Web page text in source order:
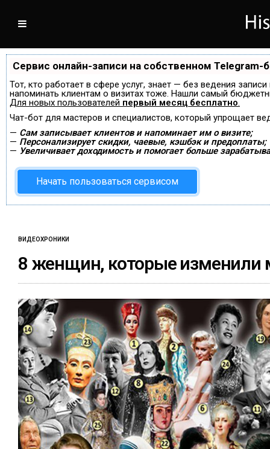
Сервис онлайн-записи на собственном Telegram-
Тот, кто работает в сфере услуг, знает — без ведения
напоминать клиентам о визитах тоже. Нашли самый
Для новых пользователей первый месяц бесплатно.
Чат-бот для мастеров и специалистов, который упрощает
— Сам записывает клиентов и напоминает им о визите;
— Персонализирует скидки, чаевые, кэшбэк и предоплаты;
— Увеличивает доходимость и помогает больше
Начать пользоваться сервисом
ВИДЕОХРОНИКИ
8 женщин, которые изменили